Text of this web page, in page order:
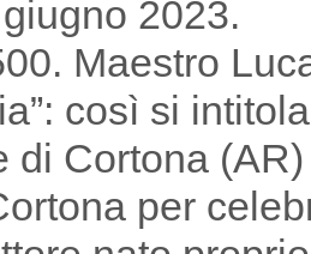
2023.
Maestro
così si
di Cortona
per